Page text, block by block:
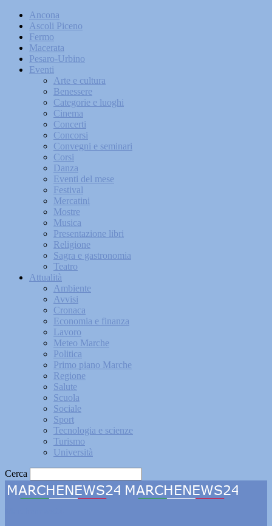
Ancona
Ascoli Piceno
Fermo
Macerata
Pesaro-Urbino
Eventi
Arte e cultura
Benessere
Categorie e luoghi
Cinema
Concerti
Concorsi
Convegni e seminari
Corsi
Danza
Eventi del mese
Festival
Mercatini
Mostre
Musica
Presentazione libri
Religione
Sagra e gastronomia
Teatro
Attualità
Ambiente
Avvisi
Cronaca
Economia e finanza
Lavoro
Meteo Marche
Politica
Primo piano Marche
Regione
Salute
Scuola
Sociale
Sport
Tecnologia e scienze
Turismo
Università
Cerca